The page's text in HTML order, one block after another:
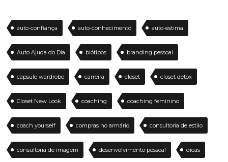
auto-confiança auto-conhecimento auto-estima
Auto Ajuda do Dia biótipos branding pessoal
capsule wardrobe carreira closet closet detox
Closet New Look coaching coaching feminino
coach yourself compras no armário consultoria de estilo
consultoria de imagem desenvolvimento pessoal dicas